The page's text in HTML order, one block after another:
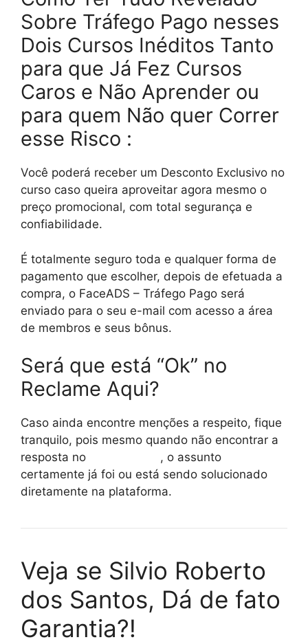
Sobre Tráfego Pago nesses
Dois Cursos Inéditos Tanto
para que Já Fez Cursos
Caros e Não Aprender ou
para quem Não quer Correr
esse Risco :
Você poderá receber um Desconto Exclusivo no
curso caso queira aproveitar agora mesmo o
preço promocional, com total segurança e
confiabilidade.
É totalmente seguro toda e qualquer forma de
pagamento que escolher, depois de efetuada a
compra, o FaceADS – Tráfego Pago será
enviado para o seu e-mail com acesso a área
de membros e seus bônus.
Será que está “Ok” no
Reclame Aqui?
Caso ainda encontre menções a respeito, fique
tranquilo, pois mesmo quando não encontrar a
resposta no
, o assunto
certamente já foi ou está sendo solucionado
diretamente na plataforma.
Veja se Silvio Roberto
dos Santos, Dá de fato
Garantia?!